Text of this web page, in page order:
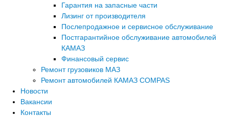
Гарантия на запасные части
Лизинг от производителя
Послепродажное и сервисное обслуживание
Постгарантийное обслуживание автомобилей
КАМАЗ
Финансовый сервис
Ремонт грузовиков МАЗ
Ремонт автомобилей КАМАЗ COMPAS
Новости
Вакансии
Контакты